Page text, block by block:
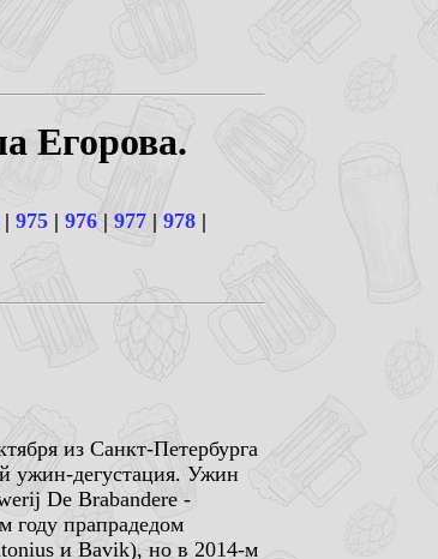
Егорова.
| 975 | 976| 977 | 978 |
из Санкт-Петербурга
ужин-дегустация. Ужин
De Brabandere -
году прапрадедом
и Bavik), но в 2014-м